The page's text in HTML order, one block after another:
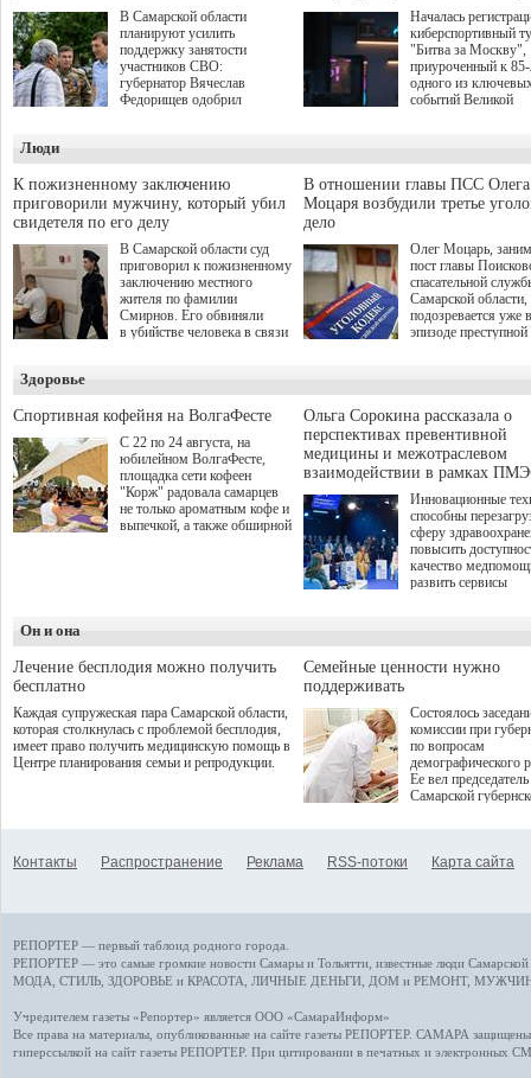
В Самарской области
планируют усилить
поддержку занятости
участников СВО:
губернатор Вячеслав
Федорищев одобрил
Живайкина, направленные
на трудоустройство и более
спокойную адаптацию к
мирной жизни.
Началась
киберспортивный
"Битва за Москву",
приуроченный к
одного из
событий Великой
игре "Мир танков"
выступили
партия "Единая
игровая студия
Люди
К пожизненному заключению
приговорили мужчину, который убил
свидетеля по его делу
В Самарской области суд
приговорил к пожизненному
заключению местного
жителя по фамилии
Смирнов. Его обвиняли
в убийстве человека в связи
В отношении главы ПСС Олега
Моцаря возбудили третье
дело
Олег Моцарь,
пост главы
спасательной
Самарской области,
подозревается уже
эпизоде преступной
а сам он
Здоровье
Спортивная кофейня на ВолгаФесте
С 22 по 24 августа, на
юбилейном ВолгаФесте,
площадка сети кофеен
"Корж" радовала самарцев
не только ароматным кофе и
выпечкой, а также обширной
Ольга Сорокина рассказала о
перспективах превентивной
медицины и межотраслевом
взаимодействии в рамках
Инновационные
способны
сферу
повысить
качество
развить сервисы
определенными
К ним можно
возникающие при
данными
более динамичного
проникновения
сегмент
отраслевое
рассказала Ольга
ходе сессии
качества жизни" в
ПМЭФ 2025. В
РФ Михаил
представители
Государственной
Он и она
Лечение бесплодия можно получить
бесплатно
Каждая супружеская пара Самарской области,
которая столкнулась с проблемой бесплодия,
имеет право получить медицинскую помощь в
Центре планирования семьи и репродукции.
Семейные ценности нужно
поддерживать
Состоялось
комиссии при
по вопросам
демографического
Ее вел председатель
Самарской
Контакты Распространение Реклама RSS-потоки Карта сайта
РЕПОРТЕР — первый таблоид родного города.
РЕПОРТЕР — это самые громкие новости Самары и Тольятти, известные люди
МОДА, СТИЛЬ ЗДОРОВЬЕ и КРАСОТА ЛИЧНЫЕ ДЕНЬГИ ДОМ и РЕМОНТ,
Учредителем газеты «Репортер» является ООО «СамараИнформ»
Все права на материалы, опубликованные на сайте газеты РЕПОРТЕР. САМАРА защищены.
гиперссылкой на сайт газеты РЕПОРТЕР. При цитировании в печатных и электронных